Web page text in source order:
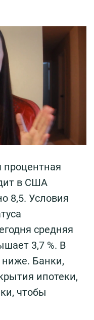
процентная
в США
8,5. Условия
средняя
3,7 %. В
ниже. Банки,
ипотеки,
чтобы